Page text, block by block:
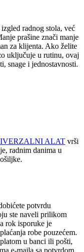
radnog stola, već
prašine znači manje
za klijenta. Ako želite
uključuje u rutinu, ovaj
snage i jednostavnosti.
ALAT vrši
radnim danima u
potvrdu
ste naveli prilikom
rok isporuke je
robe pouzećem.
u banci ili pošti,
e-maila sa potvrdom